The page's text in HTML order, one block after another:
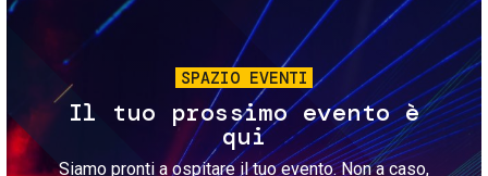
SPAZIO EVENTI
Il tuo prossimo evento è
qui
Siamo pronti a ospitare il tuo evento. Non a caso,